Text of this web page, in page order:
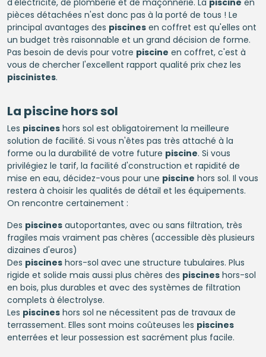
d'électricité, de plomberie et de maçonnerie. La piscine en
pièces détachées n'est donc pas à la porté de tous ! Le
principal avantages des piscinesen coffret est qu'elles ont
un budget très raisonnable et un grand décision de forme.
Pas besoin de devis pour votre piscine en coffret, c'est à
vous de chercher l'excellent rapport qualité prix chez les
piscinistes.
La piscinehors sol
Les piscineshors sol est obligatoirement la meilleure
solution de facilité. Si vous n'êtes pas très attaché à la
forme ou la durabilité de votre future piscine. Si vous
privilégiez le tarif, la facilité d'construction et rapidité de
mise en eau, décidez-vous pour une piscine hors sol. Il vous
restera à choisir les qualités de détail et les équipements.
On rencontre certainement :
Des piscinesautoportantes, avec ou sans filtration, très
fragiles mais vraiment pas chères (accessible dès plusieurs
dizaines d'euros)
Des piscineshors-sol avec une structure tubulaires. Plus
rigide et solide mais aussi plus chères des piscineshors-sol
en bois, plus durables et avec des systèmes de filtration
complets à électrolyse.
Les piscineshors sol ne nécessitent pas de travaux de
terrassement. Elles sont moins coûteuses les piscines
enterrées et leur possession est sacrément plus facile.